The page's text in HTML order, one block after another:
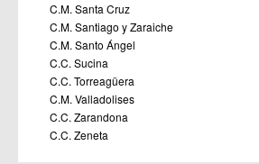
C.M. Santa Cruz
C.M. Santiago y Zaraiche
C.M. Santo Ángel
C.C. Sucina
C.C. Torreagüera
C.M. Valladolises
C.C. Zarandona
C.C. Zeneta